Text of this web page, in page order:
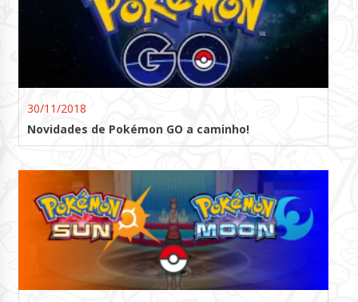
30/11/2018
Novidades de Pokémon GO a caminho!